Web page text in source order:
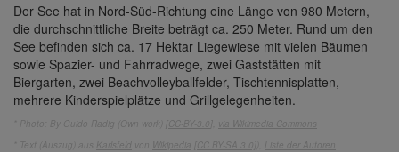
Der See hat in Nord-Süd-Richtung eine Länge von 980 Metern,
die durchschnittliche Breite beträgt ca. 250 Meter. Rund um den
See befinden sich ca. 17 Hektar Liegewiese mit vielen Bäumen
sowie Spazier- und Fahrradwege, zwei Gaststätten mit
Biergarten, zwei Beachvolleyballfelder, Tischtennisplatten,
mehrere Kinderspielplätze und Grillgelegenheiten.
* Photo: By Guido Radig (Own work) [ CC-BY-3.0 ],
via Wikimedia Commons
* Text (Auszug) aus Karlsfeld von Wikipedia [CC BY-SA 3.0] Liste der Autoren